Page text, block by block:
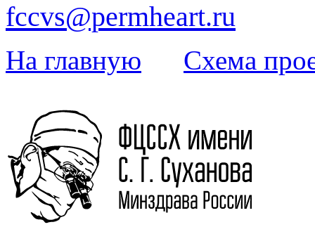
fccvs@permheart.ru
На главную Cхема